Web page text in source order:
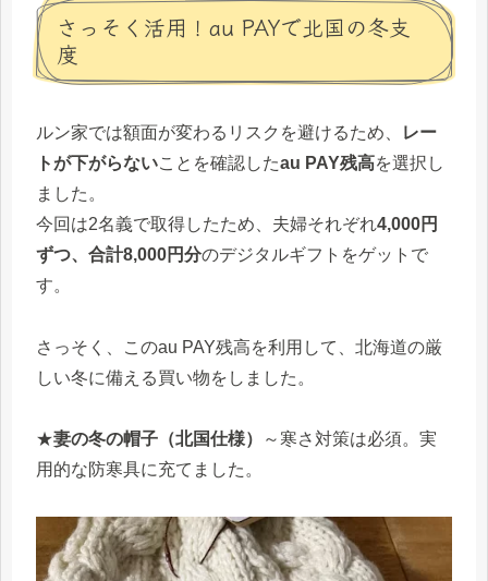
さっそく活用！au PAYで北国の冬支
度
ルン家では額面が変わるリスクを避けるため、
レー
トが下がらないことを確認したau PAY残高を選択し
ました。
今回は2名義で取得したため、夫婦それぞれ4,000円
ずつ、合計8,000円分のデジタルギフトをゲットで
す。
さっそく、このau PAY残高を利用して、北海道の厳
しい冬に備える買い物をしました。
★妻の冬の帽子（北国仕様）
～寒さ対策は必須。実
用的な防寒具に充てました。